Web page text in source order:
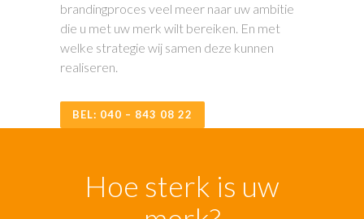
brandingproces veel meer naar uw ambitie
die u met uw merk wilt bereiken. En met
welke strategie wij samen deze kunnen
realiseren.
BEL: 040 – 843 08 22
Hoe sterk is uw